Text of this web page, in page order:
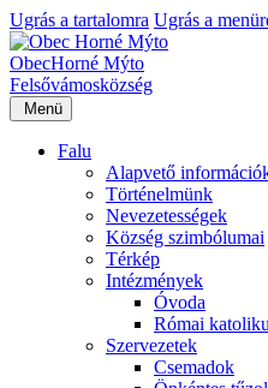
Ugrás a tartalomra Ugrás a
ObecHorné Mýto
Felsővámosközség
Menü
Falu
Alapvető
Történelmünk
Nevezetességek
Község szimbólumai
Térkép
Intézmények
Óvoda
Római
Szervezetek
Csemadok